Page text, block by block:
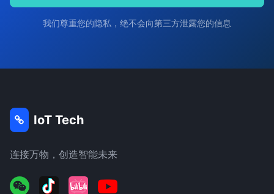
我们尊重您的隐私，绝不会向第三方泄露您的信息
IoT Tech
连接万物，创造智能未来